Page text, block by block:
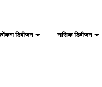
डिवीजन नासिक डिवीजन